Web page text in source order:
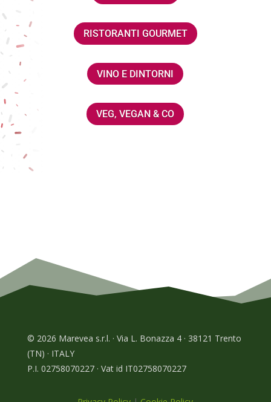
RISTORANTI GOURMET
VINO E DINTORNI
VEG, VEGAN & CO
© 2026 Marevea s.r.l. · Via L. Bonazza 4 · 38121 Trento
(TN) · ITALY
P.I. 02758070227 · Vat id IT02758070227